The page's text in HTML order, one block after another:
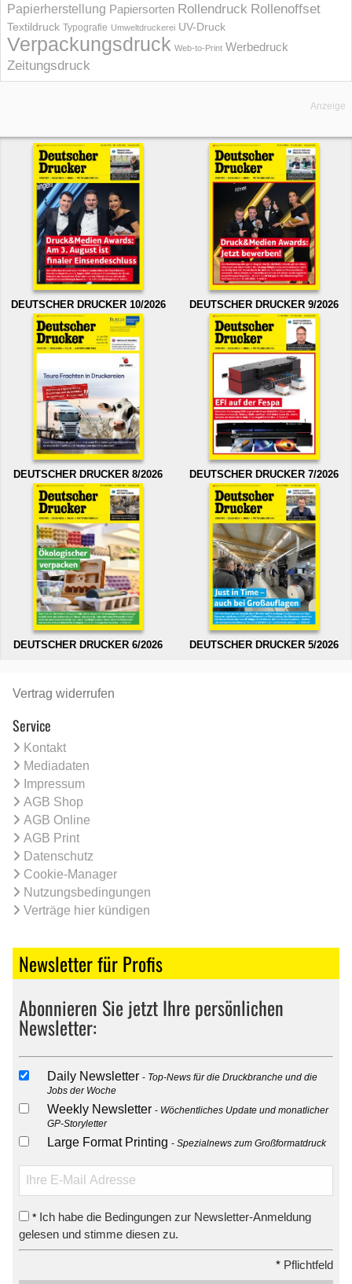
Papierherstellung Papiersorten Rollendruck Rollenoffset
Textildruck Typografie Umweltdruckerei UV-Druck
Verpackungsdruck Web-to-Print Werbedruck
Zeitungsdruck
Anzeige
DEUTSCHER DRUCKER 10/2026 DEUTSCHER DRUCKER 9/2026
DEUTSCHER DRUCKER 8/2026 DEUTSCHER DRUCKER 7/2026
DEUTSCHER DRUCKER 6/2026 DEUTSCHER DRUCKER 5/2026
Vertrag widerrufen
Service
Kontakt
Mediadaten
Impressum
AGB Shop
AGB Online
AGB Print
Datenschutz
Cookie-Manager
Nutzungsbedingungen
Verträge hier kündigen
Newsletter für Profis
Abonnieren Sie jetzt Ihre persönlichen
Newsletter:
Daily Newsletter
Top-News für die Druckbranche und die
Jobs der Woche
Weekly Newsletter
Wöchentliches Update und monatlicher
GP-Storyletter
Large Format Printing Spezialnews zum Großformatdruck
* Ich habe die Bedingungen zur Newsletter-Anmeldung
gelesen und stimme diesen zu.
* Pflichtfeld